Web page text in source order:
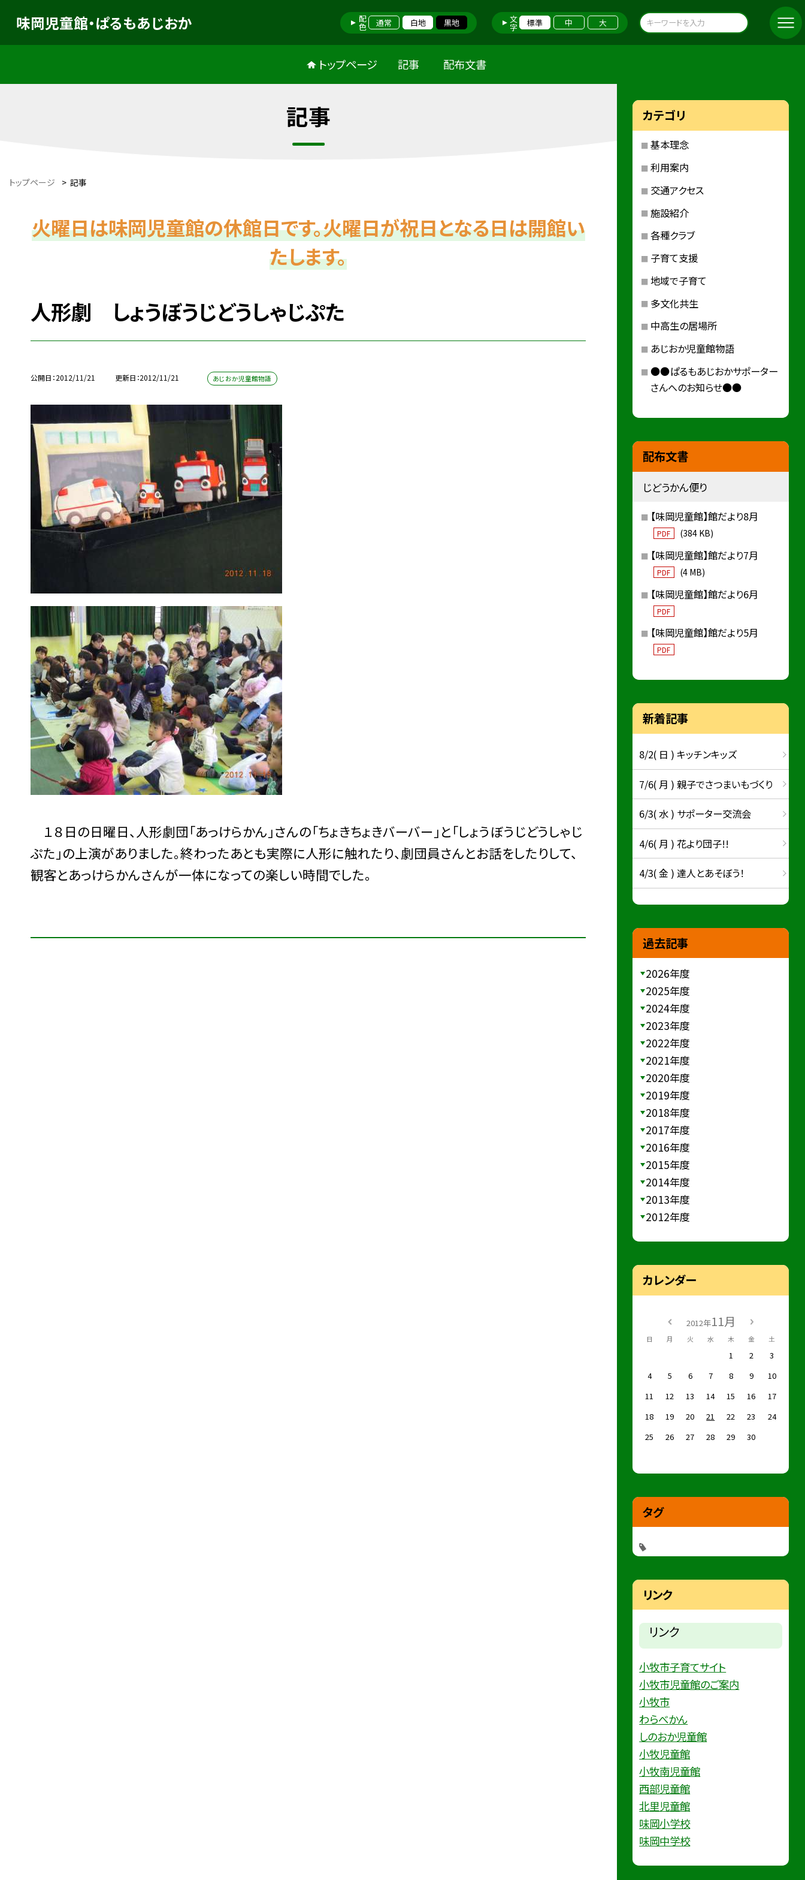
味岡児童館・ぱるもあじおか 配色 通常 白地 黒地 文字 標準 中 大
トップページ 記事 配布文書
記事
トップページ > 記事
火曜日は味岡児童館の休館日です。火曜日が祝日となる日は開館い
たします。
人形劇 しょうぼうじどうしゃじぷた
公開日 2012/11/21 更新日 2012/11/21 あじおか児童館物語
１８日の日曜日、人形劇団「あっけらかん」さんの「ちょきちょきバーバー」と「しょうぼうじどうしゃじ
ぷた」の上演がありました。終わったあとも実際に人形に触れたり、劇団員さんとお話をしたりして、
観客とあっけらかんさんが一体になっての楽しい時間でした。
カテゴリ
基本理念
利用案内
交通アクセス
施設紹介
各種クラブ
子育て支援
地域で子育て
多文化共生
中高生の居場所
あじおか児童館物語
●●ぱるもあじおかサポーター
さんへのお知らせ●●
配布文書
じどうかん便り
【味岡児童館】館だより8月
PDF (384 KB)
【味岡児童館】館だより7月
PDF (4 MB)
【味岡児童館】館だより6月
PDF
【味岡児童館】館だより5月
PDF
新着記事
8/2( 日 ) キッチンキッズ
7/6( 月 ) 親子でさつまいもづくり
6/3( 水 ) サポーター交流会
4/6( 月 ) 花より団子!!
4/3( 金 ) 達人とあそぼう！
過去記事
2026年度
2025年度
2024年度
2023年度
2022年度
2021年度
2020年度
2019年度
2018年度
2017年度
2016年度
2015年度
2014年度
2013年度
2012年度
カレンダー
2012年11月
日 月 火 水 木 金 土
1 2
3
4
5 6 7 8 9
10
11
12 13 14 15 16
17
18
19 20 21 22 23
24
25
26 27 28 29 30
タグ
リンク
リンク
小牧市子育てサイト
小牧市児童館のご案内
小牧市
わらべかん
しのおか児童館
小牧児童館
小牧南児童館
西部児童館
北里児童館
味岡小学校
味岡中学校